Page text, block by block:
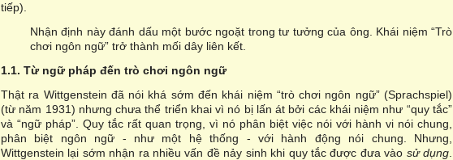
tiếp).
Nhận định này đánh dấu một bước ngoặt trong tư tưởng của ông. Khái niệm “Trò
chơi ngôn ngữ” trở thành mối dây liên kết.
1.1. Từ ngữ pháp đến trò chơi ngôn ngữ
Thật ra Wittgenstein đã nói khá sớm đến khái niệm “trò chơi ngôn ngữ” (Sprachspiel)
(từ năm 1931) nhưng chưa thể triển khai vì nó bị lấn át bởi các khái niệm như “quy tắc”
và “ngữ pháp”. Quy tắc rất quan trọng, vì nó phân biệt việc nói với hành vi nói chung,
phân biệt ngôn ngữ - như một hệ thống - với hành động nói chung. Nhưng,
Wittgenstein lại sớm nhận ra nhiều vấn đề nảy sinh khi quy tắc được đưa vào sử dụng